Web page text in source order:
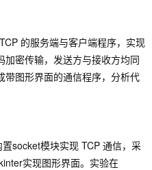
的服务端与客户端程序，实现
加密传输，发送方与接收方均同
带图形界面的通信程序，分析代
socket模块实现 TCP 通信，采
实现图形界面。实验在